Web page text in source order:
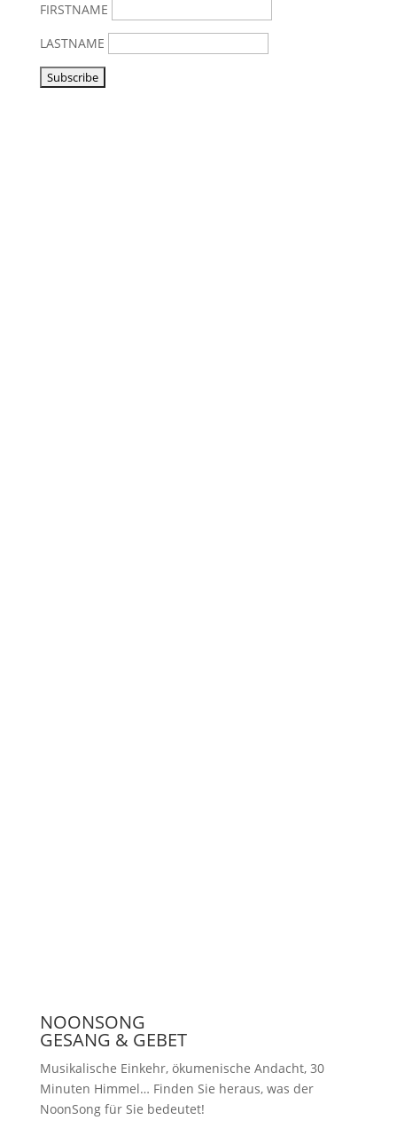
FIRSTNAME
LASTNAME
NOONSONG
GESANG & GEBET
Musikalische Einkehr, ökumenische Andacht, 30
Minuten Himmel… Finden Sie heraus, was der
NoonSong für Sie bedeutet!